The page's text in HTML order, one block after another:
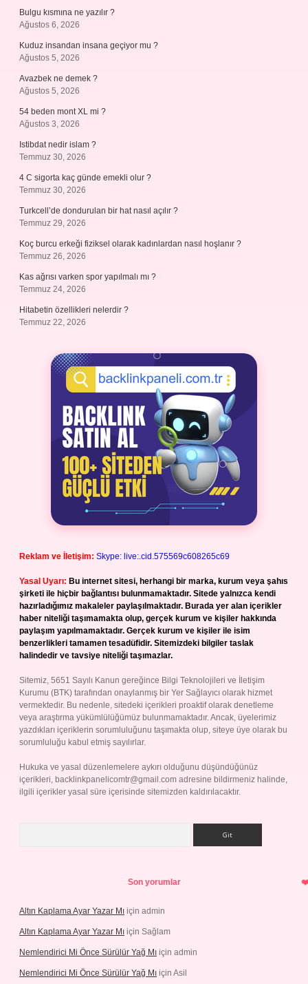
Bulgu kısmına ne yazılır ?
Ağustos 6, 2026
Kuduz insandan insana geçiyor mu ?
Ağustos 5, 2026
Avazbek ne demek ?
Ağustos 5, 2026
54 beden mont XL mi ?
Ağustos 3, 2026
Istibdat nedir islam ?
Temmuz 30, 2026
4 C sigorta kaç günde emekli olur ?
Temmuz 30, 2026
Turkcell’de dondurulan bir hat nasıl açılır ?
Temmuz 29, 2026
Koç burcu erkeği fiziksel olarak kadınlardan nasıl hoşlanır ?
Temmuz 26, 2026
Kas ağrısı varken spor yapılmalı mı ?
Temmuz 24, 2026
Hitabetin özellikleri nelerdir ?
Temmuz 22, 2026
Reklam ve İletişim: Skype: live:.cid.575569c608265c69
Yasal Uyarı: Bu internet sitesi, herhangi bir marka, kurum veya şahıs
şirketi ile hiçbir bağlantısı bulunmamaktadır. Sitede yalnızca kendi
hazırladığımız makaleler paylaşılmaktadır. Burada yer alan içerikler
haber niteliği taşımamakta olup, gerçek kurum ve kişiler hakkında
paylaşım yapılmamaktadır. Gerçek kurum ve kişiler ile isim
benzerlikleri tamamen tesadüfidir. Sitemizdeki bilgiler taslak
halindedir ve tavsiye niteliği taşımazlar.
Sitemiz, 5651 Sayılı Kanun gereğince Bilgi Teknolojileri ve İletişim
Kurumu (BTK) tarafından onaylanmış bir Yer Sağlayıcı olarak hizmet
vermektedir. Bu nedenle, sitedeki içerikleri proaktif olarak denetleme
veya araştırma yükümlülüğümüz bulunmamaktadır. Ancak, üyelerimiz
yazdıkları içeriklerin sorumluluğunu taşımakta olup, siteye üye olarak bu
sorumluluğu kabul etmiş sayılırlar.
Hukuka ve yasal düzenlemelere aykırı olduğunu düşündüğünüz
içerikleri, backlinkpanelicomtr@gmail.com adresine bildirmeniz halinde,
ilgili içerikler yasal süre içerisinde sitemizden kaldırılacaktır.
Son yorumlar
Altın Kaplama Ayar Yazar Mı için admin
Altın Kaplama Ayar Yazar Mı için Sağlam
Nemlendirici Mi Önce Sürülür Yağ Mı için admin
Nemlendirici Mi Önce Sürülür Yağ Mı için Asil